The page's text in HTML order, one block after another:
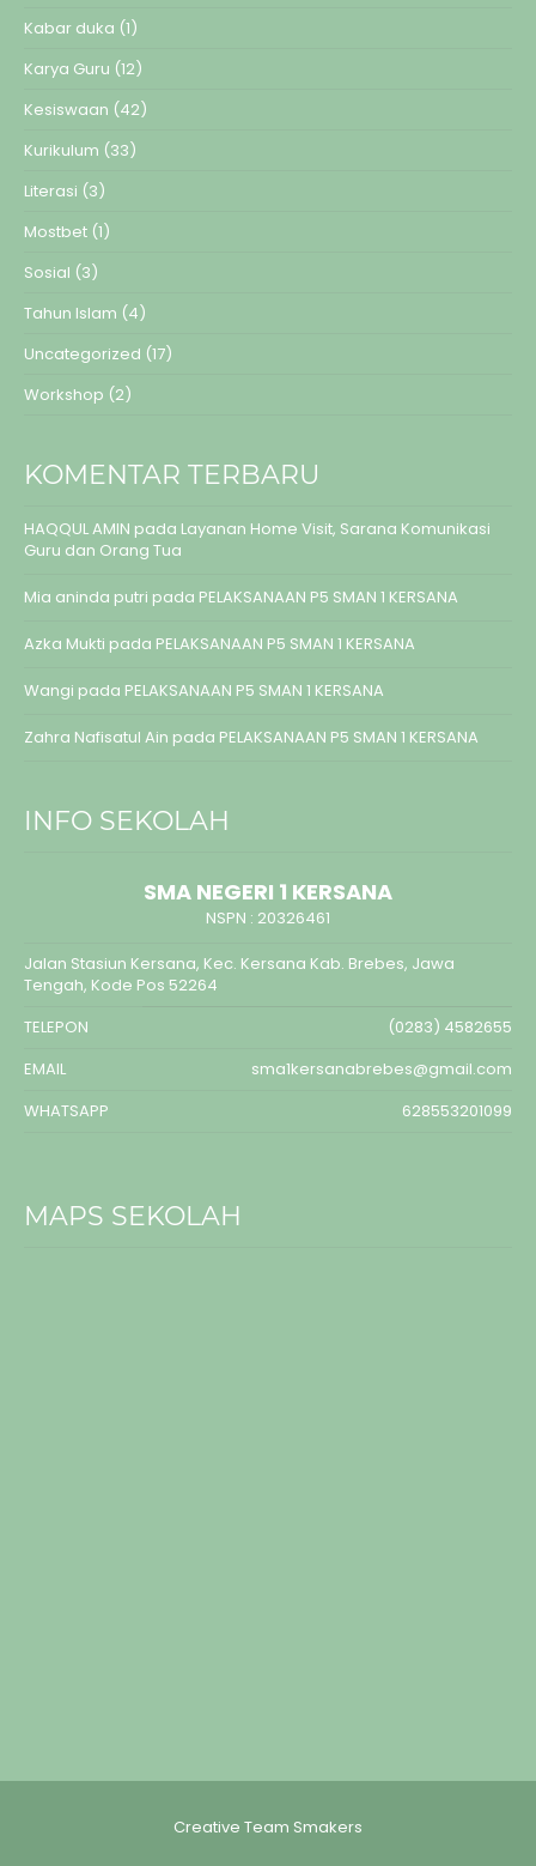
Kabar duka (1)
Karya Guru (12)
Kesiswaan (42)
Kurikulum (33)
Literasi (3)
Mostbet (1)
Sosial (3)
Tahun Islam (4)
Uncategorized (17)
Workshop (2)
KOMENTAR TERBARU
HAQQUL AMIN pada Layanan Home Visit, Sarana Komunikasi
Guru dan Orang Tua
Mia aninda putri pada PELAKSANAAN P5 SMAN 1 KERSANA
Azka Mukti pada PELAKSANAAN P5 SMAN 1 KERSANA
Wangi pada PELAKSANAAN P5 SMAN 1 KERSANA
Zahra Nafisatul Ain pada PELAKSANAAN P5 SMAN 1 KERSANA
INFO SEKOLAH
SMA NEGERI 1 KERSANA
NSPN : 20326461
Jalan Stasiun Kersana, Kec. Kersana Kab. Brebes, Jawa
Tengah, Kode Pos 52264
TELEPON
(0283) 4582655
EMAIL
sma1kersanabrebes@gmail.com
WHATSAPP
628553201099
MAPS SEKOLAH
Creative Team Smakers